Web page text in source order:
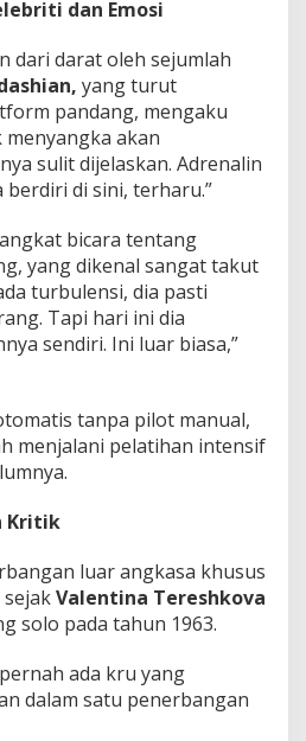
dan Emosi
dari darat oleh sejumlah
yang turut
pandang, mengaku
menyangka akan
sulit dijelaskan. Adrenalin
di sini, terharu.”
bicara tentang
yang dikenal sangat takut
turbulensi, dia pasti
Tapi hari ini dia
sendiri. Ini luar biasa,”
tanpa pilot manual,
menjalani pelatihan intensif
Kritik
luar angkasa khusus
Valentina Tereshkova
solo pada tahun 1963.
ada kru yang
dalam satu penerbangan